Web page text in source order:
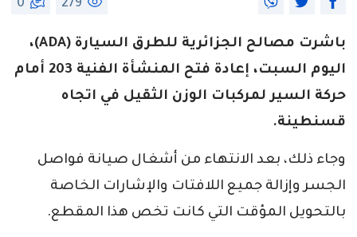
279
0
باشرت مصالح الجزائرية للطرق السيارة (ADA)،
اليوم السبت، إعادة فتح المنشأة الفنية 203 أمام
حركة السير لمركبات الوزن الثقيل في اتجاه
قسنطينة.
وجاء ذلك، بعد الانتهاء من أشغال صيانة فواصل
الجسر وإزالة جميع اللافتات والإشارات الخاصة
بالتحويل المؤقت التي كانت تخص هذا المقطع.